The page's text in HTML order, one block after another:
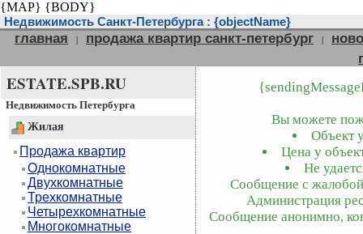
{MAP} {BODY}
Недвижимость Санкт-Петербурга : {objectName}
главная | продажа квартир санкт-петербург |
ESTATE.SPB.RU
Недвижимость Петербурга
Жилая
Продажа квартир
Однокомнатные
Двухкомнатные
Трехкомнатные
Четырехкомнатные
Многокомнатные
Вы можете
Объект
Цена у
Не
Сообщение с жалобой
Администрация
Сообщение анонимно,